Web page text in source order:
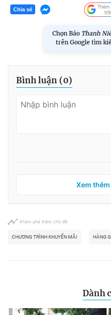
Chia sẻ
Chọn Báo Thanh
trên Google tìm
Bình luận (0)
Xem
Khám phá thêm chủ đề
CHƯƠNG TRÌNH KHUYẾN MÃI HÀNG